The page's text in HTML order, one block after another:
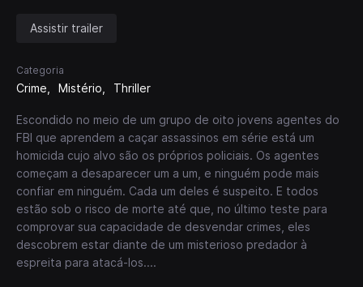
Assistir trailer
Categoria
Crime Mistério Thriller
Escondido no meio de um grupo de oito jovens agentes do
FBI que aprendem a caçar assassinos em série está um
homicida cujo alvo são os próprios policiais. Os agentes
começam a desaparecer um a um, e ninguém pode mais
confiar em ninguém. Cada um deles é suspeito. E todos
estão sob o risco de morte até que, no último teste para
comprovar sua capacidade de desvendar crimes, eles
descobrem estar diante de um misterioso predador à
espreita para atacá-los....